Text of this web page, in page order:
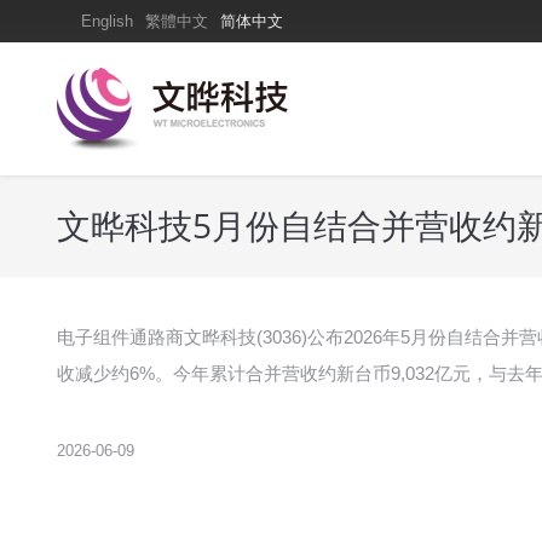
English 繁體中文 简体中文
文晔科技5月份自结合并营收约
电子组件通路商文晔科技(3036)公布2026年5月份自结合并
收减少约6%。今年累计合并营收约新台币9,032亿元，与去
2026-06-09